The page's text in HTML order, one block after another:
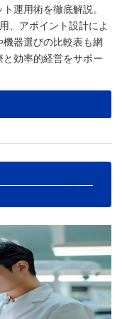
運用術を徹底解説。
、アポイント設計によ
器選びの比較表も網
効率的経営をサポー